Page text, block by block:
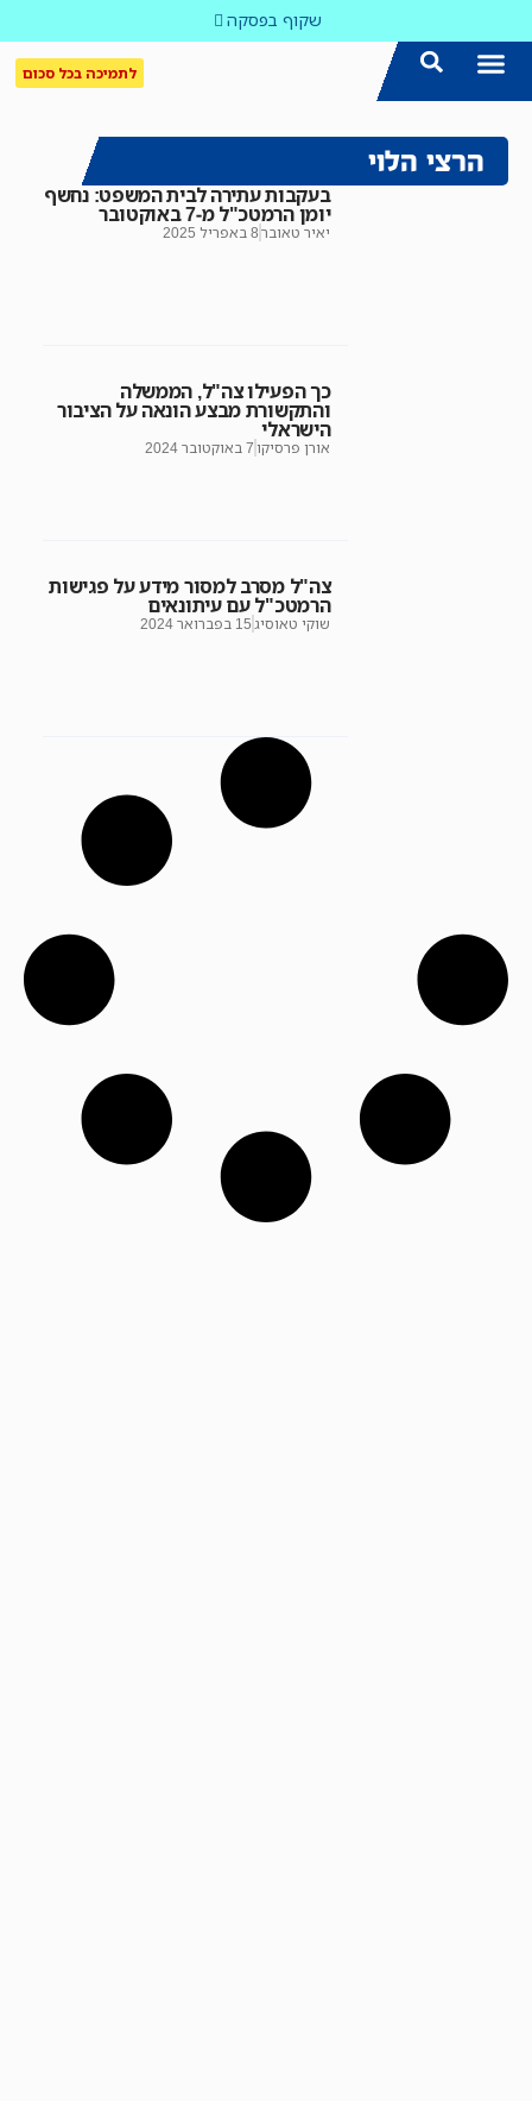
שקוף בפסקה
לתמיכה בכל סכום
הרצי הלוי
בעקבות עתירה לבית המשפט: נחשף
יומן הרמטכ"ל מ-7 באוקטובר
יאיר טאובר8 באפריל 2025
כך הפעילו צה"ל, הממשלה
והתקשורת מבצע הונאה על הציבור
הישראלי
אורן פרסיקו 7 באוקטובר 2024
צה"ל מסרב למסור מידע על פגישות
הרמטכ"ל עם עיתונאים
שוקי טאוסיג15 בפברואר 2024